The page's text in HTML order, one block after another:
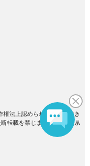
権法上認められた場合を除き
転載を禁じます。(C)群馬県